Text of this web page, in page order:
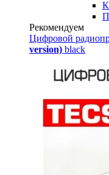
Рекомендуем
Цифровой
version) black